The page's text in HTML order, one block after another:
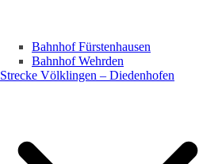
Bahnhof Fürstenhausen
Bahnhof Wehrden
Strecke Völklingen – Diedenhofen